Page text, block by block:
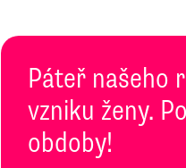
Páteř našeho
vzniku ženy.
obdoby!